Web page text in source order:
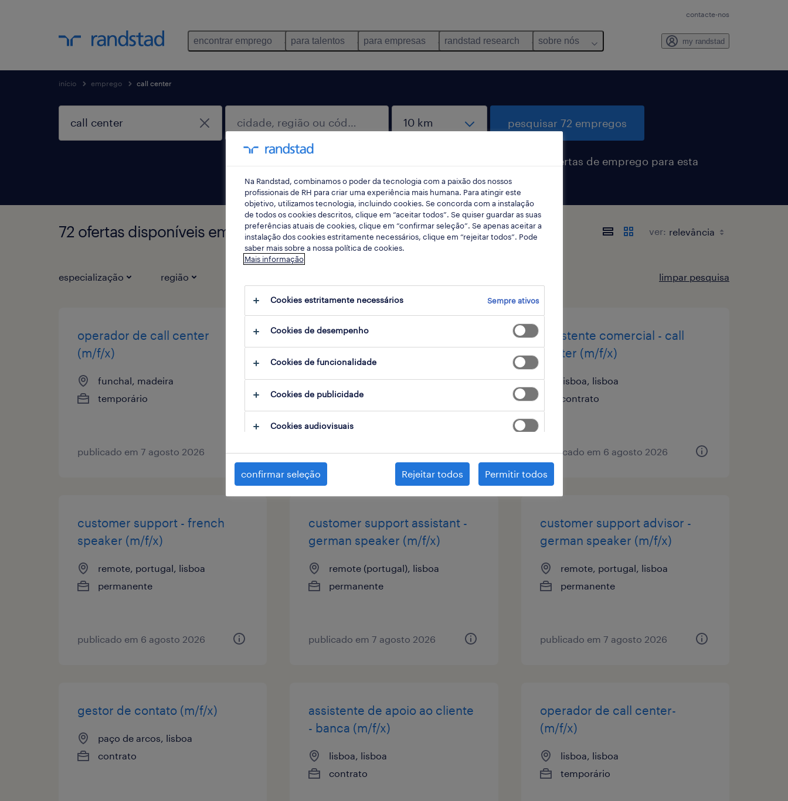
contacte-nos
encontrar emprego para talentos para empresas randstad research sobre nós my randstad
início emprego call center
pesquisar 72 empregos
receber alertas de emprego para esta
pesquisa
72 ofertas disponíveis em Call Center ver:
especialização região limpar pesquisa
operador de call center
(m/f/x)
funchal, madeira
temporário
publicado em 7 agosto 2026
assistente apoio técnico
portugal, lisboa
contrato
publicado em 3 agosto 2026
assistente comercial - call
center (m/f/x)
lisboa, lisboa
contrato
publicado em 6 agosto 2026
customer support - french
speaker (m/f/x)
remote, portugal, lisboa
permanente
publicado em 6 agosto 2026
customer support assistant -
german speaker (m/f/x)
remote (portugal), lisboa
permanente
publicado em 7 agosto 2026
customer support advisor -
german speaker (m/f/x)
remote, portugal, lisboa
permanente
publicado em 7 agosto 2026
gestor de contato (m/f/x)
paço de arcos, lisboa
contrato
assistente de apoio ao cliente
- banca (m/f/x)
lisboa, lisboa
contrato
operador de call center-
(m/f/x)
lisboa, lisboa
temporário
Na Randstad, combinamos o poder da tecnologia com a paixão dos nossos
profissionais de RH para criar uma experiência mais humana. Para atingir este
objetivo, utilizamos tecnologia, incluindo cookies. Se concorda com a instalação
de todos os cookies descritos, clique em “aceitar todos”. Se quiser guardar as suas
preferências atuais de cookies, clique em “confirmar seleção”. Se apenas aceitar a
instalação dos cookies estritamente necessários, clique em “rejeitar todos”. Pode
saber mais sobre a nossa política de cookies.
Mais informação
Cookies estritamente necessários Sempre ativos
Cookies de desempenho
Cookies de funcionalidade
Cookies de publicidade
Cookies audiovisuais
confirmar seleção Rejeitar todos Permitir todos